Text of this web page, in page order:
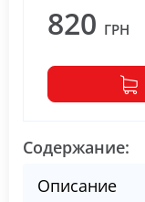
820 ГРН
Содержание:
Описание